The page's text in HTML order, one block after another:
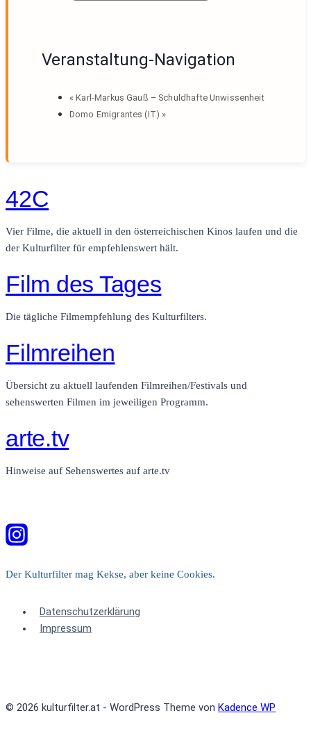
Veranstaltung-Navigation
« Karl-Markus Gauß – Schuldhafte Unwissenheit
Domo Emigrantes (IT) »
42C
Vier Filme, die aktuell in den österreichischen Kinos laufen und die
der Kulturfilter für empfehlenswert hält.
Film des Tages
Die tägliche Filmempfehlung des Kulturfilters.
Filmreihen
Übersicht zu aktuell laufenden Filmreihen/Festivals und
sehenswerten Filmen im jeweiligen Programm.
arte.tv
Hinweise auf Sehenswertes auf arte.tv
Der Kulturfilter mag Kekse, aber keine Cookies.
Datenschutzerklärung
Impressum
© 2026 kulturfilter.at - WordPress Theme von Kadence WP